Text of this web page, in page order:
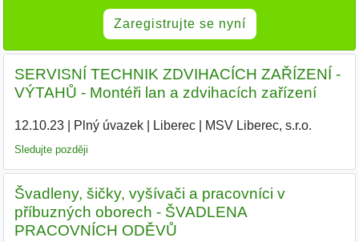
Zaregistrujte se nyní
SERVISNÍ TECHNIK ZDVIHACÍCH ZAŘÍZENÍ -
VÝTAHŮ - Montéři lan a zdvihacích zařízení
12.10.23| Plný úvazek| Liberec| MSV Liberec, s.r.o.
Sledujte později
Švadleny, šičky, vyšívači a pracovníci v
příbuzných oborech - ŠVADLENA
PRACOVNÍCH ODĚVŮ